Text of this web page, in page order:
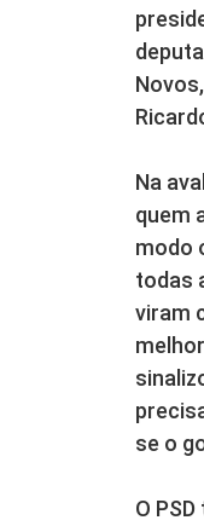
Na
quem
modo
todas
viram
se o
O